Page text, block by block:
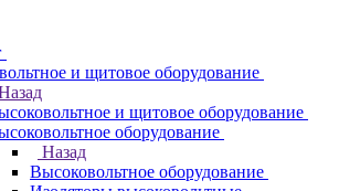
и щитовое оборудование
и щитовое оборудование
оборудование
Назад
Высоковольтное оборудование